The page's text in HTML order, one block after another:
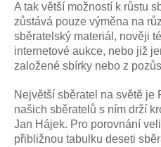
A tak větší možností k růstu
zůstává pouze výměna na
sběratelský materiál, nověji
internetové aukce, nebo již
založené sbírky nebo z
Největší sběratel na světě je
našich sběratelů s ním drží
Jan Hájek. Pro porovnání
přibližnou tabulku deseti